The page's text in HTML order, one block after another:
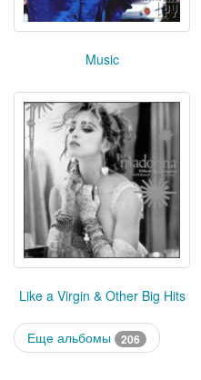
Music
Like a Virgin & Other Big Hits
Еще альбомы 206